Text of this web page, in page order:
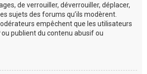
de verrouiller, déverrouiller, déplacer,
sujets des forums qu’ils modèrent.
empêchent que les utilisateurs
ou publient du contenu abusif ou